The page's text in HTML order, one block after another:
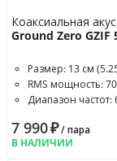
Коаксиальная
Ground Zero GZIF
Размер: 13 см
RMS мощность:
Диапазон частот:
7 990₽/ пара
В НАЛИЧИИ